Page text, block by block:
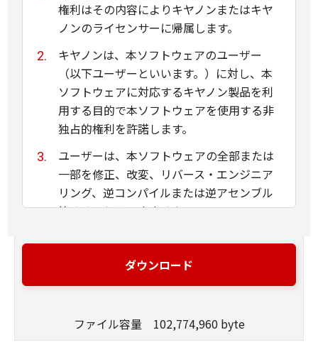
権利はその内容によりキヤノンまたはキヤ
ノンのライセンサーに帰属します。
キヤノンは、本ソフトウェアのユーザー
（以下ユーザーといいます。）に対し、本
ソフトウェアに対応するキヤノン製品を利
用する目的で本ソフトウェアを使用する非
独占的権利を許諾します。
ユーザーは、本ソフトウェアの全部または
一部を修正、改変、リバース・エンジニア
リング、逆コンパイルまたは逆アセンブル
等することはできません。
ン株式会社およびキヤノンのライセンサー
は、本ソフトウェアがユーザーの特定の目
がないこと、その他本ソフトウェアに関し
ダウンロード
ファイル容量 102,774,960 byte